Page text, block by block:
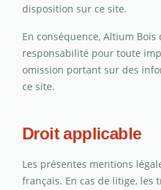
disposition sur ce site.
En conséquence, Altium
responsabilité pour toute
omission portant sur des
ce site.
Droit applicable
Les présentes mentions
français. En cas de litige,